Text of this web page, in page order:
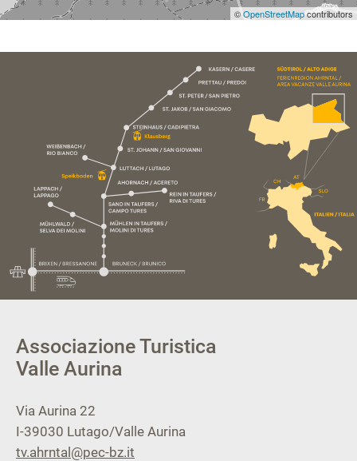
©OpenStreetMapcontributors
Associazione Turistica
Valle Aurina
Via Aurina 22
I-39030 Lutago/Valle Aurina
tv.ahrntal@pec-bz.it